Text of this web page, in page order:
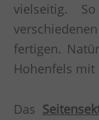
vielseitig.
fertigen.
Hohenfels
Das